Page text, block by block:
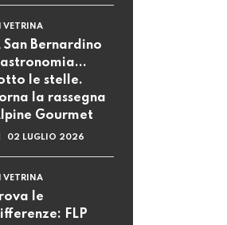
VETRINA
San Bernardino
le stelle.
la rassegna
Gourmet
02 LUGLIO 2026
VETRINA
le
FLP